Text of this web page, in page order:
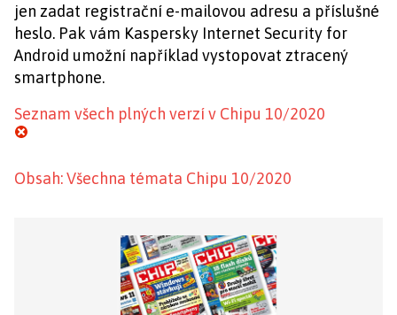
jen zadat registrační e-mailovou adresu a příslušné
heslo. Pak vám Kaspersky Internet Security for
Android umožní například vystopovat ztracený
smartphone.
Seznam všech plných verzí v Chipu 10/2020
Obsah: Všechna témata Chipu 10/2020